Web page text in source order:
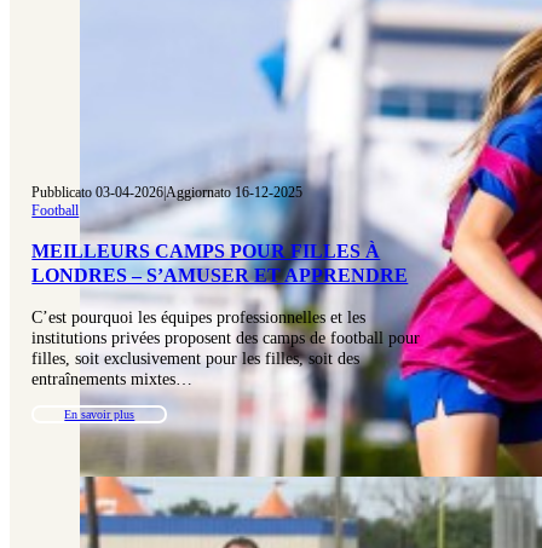
Pubblicato 03-04-2026|Aggiornato 16-12-2025
Football
MEILLEURS CAMPS POUR FILLES À
LONDRES – S’AMUSER ET APPRENDRE
C’est pourquoi les équipes professionnelles et les
institutions privées proposent des camps de football pour
filles, soit exclusivement pour les filles, soit des
entraînements mixtes…
En savoir plus